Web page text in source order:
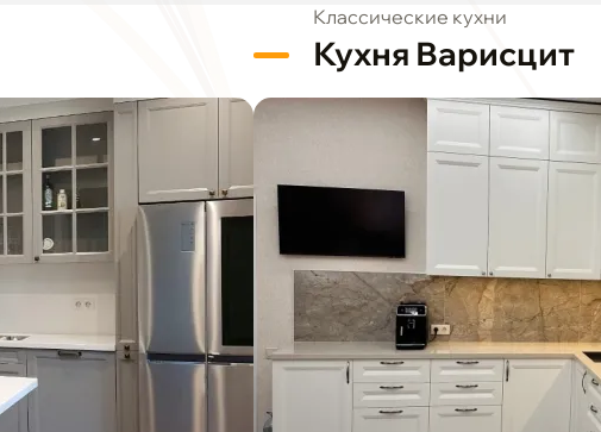
Классические кухни
Кухня Варисцит